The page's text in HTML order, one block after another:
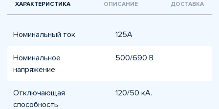
ХАРАКТЕРИСТИКА ОПИСАНИЕ ДОСТАВКА
Номинальный ток 125А
Номинальное
напряжение
500/690 В
Отключающая
способность
120/50 кА.